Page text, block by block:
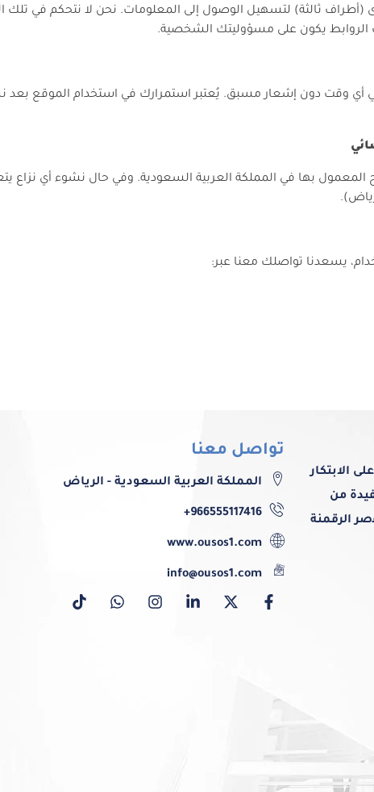
(أطراف ثالثة) لتسهيل الوصول إلى المعلومات. نحن لا نتحكم في تلك
يكون على مسؤوليتك الشخصية.
وقت دون إشعار مسبق. يُعتبر استمرارك في استخدام الموقع بعد
بها في المملكة العربية السعودية. وفي حال نشوء أي نزاع
يسعدنا تواصلك معنا عبر:
اﻻﺑﺘﻜﺎر
ﻣﻦ
اﻟﺮﻗﻤﻨﺔ
تواصل معنا
اﻟﻤﻤﻠﻜﺔ اﻟﻌﺮﺑﻴﺔ اﻟﺴﻌﻮدﻳﺔ - اﻟﺮﻳﺎض
966555117416+
www.ousos1.com
info@ousos1.com